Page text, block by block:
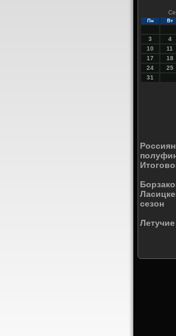
Пн Вт
3
4
10
11
17
18
24
25
31
сезон